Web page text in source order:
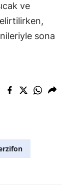
ve
sona